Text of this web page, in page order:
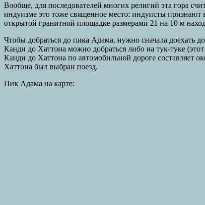
Вообще, для последователей многих религий эта гора
индуизме это тоже священное место: индуисты
открытой гранитной площадке размерами 21 на 10 м
Чтобы добраться до пика Адама, нужно сначала доехать
Канди до Хаттона можно добраться либо на тук-туке
Канди до Хаттона по автомобильной дороге составляет
Хаттона был выбран поезд.
Пик Адама на карте: